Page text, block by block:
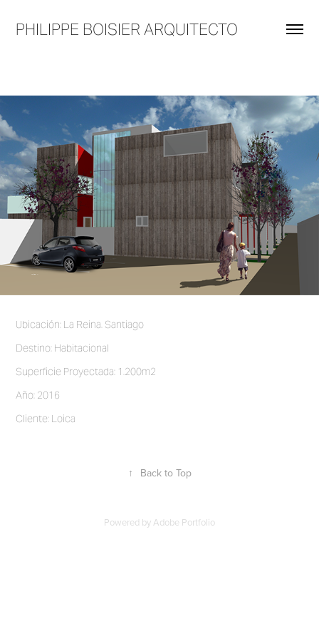
PHILIPPE BOISIER ARQUITECTO
Ubicación: La Reina. Santiago
Destino: Habitacional
Superficie Proyectada: 1.200m2
Año: 2016
Cliente: Loica
↑ Back to Top
Powered byAdobe Portfolio